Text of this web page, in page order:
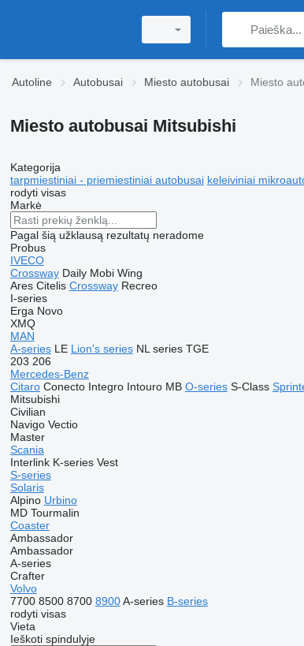
Autoline Autobusai Miesto autobusai Miesto
Miesto autobusai Mitsubishi
Kategorija
tarpmiestiniai - priemiestiniai autobusai keleiviniai
rodyti visas
Markė
Pagal šią užklausą rezultatų neradome
Probus
IVECO
Crossway Daily Mobi Wing
Ares Citelis Crossway Recreo
I-series
Erga Novo
XMQ
MAN
A-series LE Lion's series NL series TGE
203 206
Mercedes-Benz
Citaro Conecto Integro Intouro MB O-series S-Class
Mitsubishi
Civilian
Navigo Vectio
Master
Scania
Interlink K-series Vest
S-series
Solaris
Alpino Urbino
MD Tourmalin
Coaster
Ambassador
Ambassador
A-series
Crafter
Volvo
7700 8500 8700 8900 A-series B-series
rodyti visas
Vieta
Ieškoti spindulyje